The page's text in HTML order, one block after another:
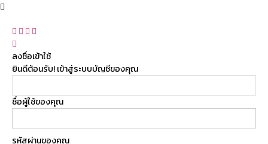
ลงชื่อเข้าใช้
ยินดีต้อนรับ! เข้าสู่ระบบบัญชีของคุณ
ชื่อผู้ใช้ของคุณ
รหัสผ่านของคุณ